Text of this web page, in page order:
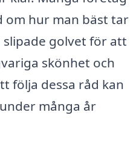
om hur man bäst tar
golvet för att
skönhet och
följa dessa råd kan
många år